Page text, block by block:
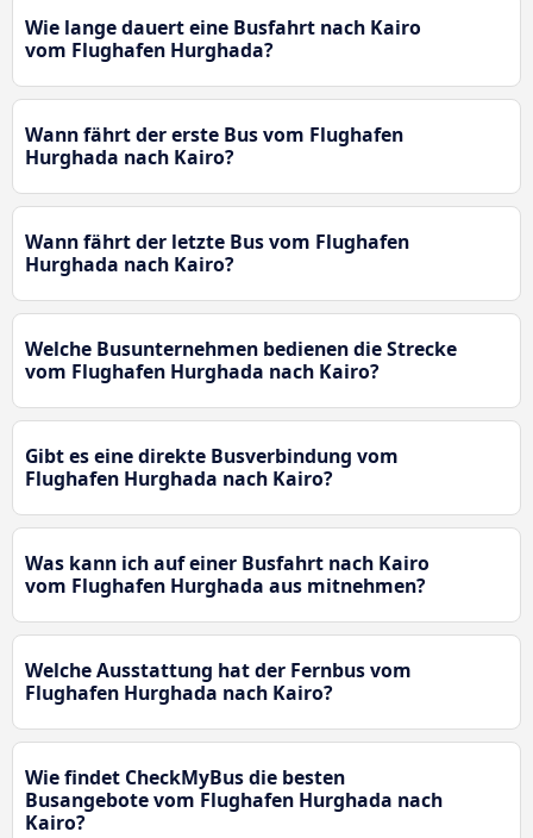
Wie lange dauert eine Busfahrt nach Kairo
vom Flughafen Hurghada?
Wann fährt der erste Bus vom Flughafen
Hurghada nach Kairo?
Wann fährt der letzte Bus vom Flughafen
Hurghada nach Kairo?
Welche Busunternehmen bedienen die Strecke
vom Flughafen Hurghada nach Kairo?
Gibt es eine direkte Busverbindung vom
Flughafen Hurghada nach Kairo?
Was kann ich auf einer Busfahrt nach Kairo
vom Flughafen Hurghada aus mitnehmen?
Welche Ausstattung hat der Fernbus vom
Flughafen Hurghada nach Kairo?
Wie findet CheckMyBus die besten
Busangebote vom Flughafen Hurghada nach
Kairo?